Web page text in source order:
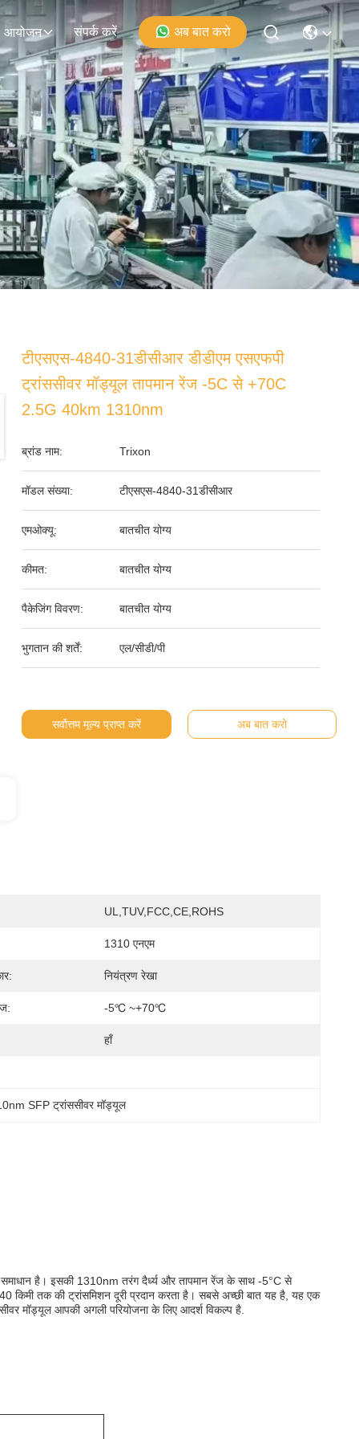
आयोजन संपर्क करें अब बात करो
टीएसएस-4840-31डीसीआर डीडीएम एसएफपी
ट्रांससीवर मॉड्यूल तापमान रेंज -5C से +70C
2.5G 40km 1310nm
ब्रांड नाम: Trixon
मॉडल संख्या: टीएसएस-4840-31डीसीआर
एमओक्यू: बातचीत योग्य
कीमत: बातचीत योग्य
पैकेजिंग विवरण: बातचीत योग्य
भुगतान की शर्तें: एल/सीडी/पी
सर्वोत्तम मूल्य प्राप्त करें अब बात करो
UL,TUV,FCC,CE,ROHS
1310 एनएम
नियंत्रण रेखा
-5℃ ~+70℃
हाँ
SFP ट्रांससीवर मॉड्यूल
है। इसकी 1310nm तरंग दैर्ध्य और तापमान रेंज के साथ -5°C से
तक की ट्रांसमिशन दूरी प्रदान करता है। सबसे अच्छी बात यह है, यह एक
मॉड्यूल आपकी अगली परियोजना के लिए आदर्श विकल्प है.